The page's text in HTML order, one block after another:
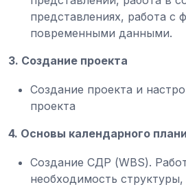
представлениях, работа с
повременными данными.
3. Создание проекта
Создание проекта и
проекта
4. Основы календарного
Создание СДР (WBS).
необходимость